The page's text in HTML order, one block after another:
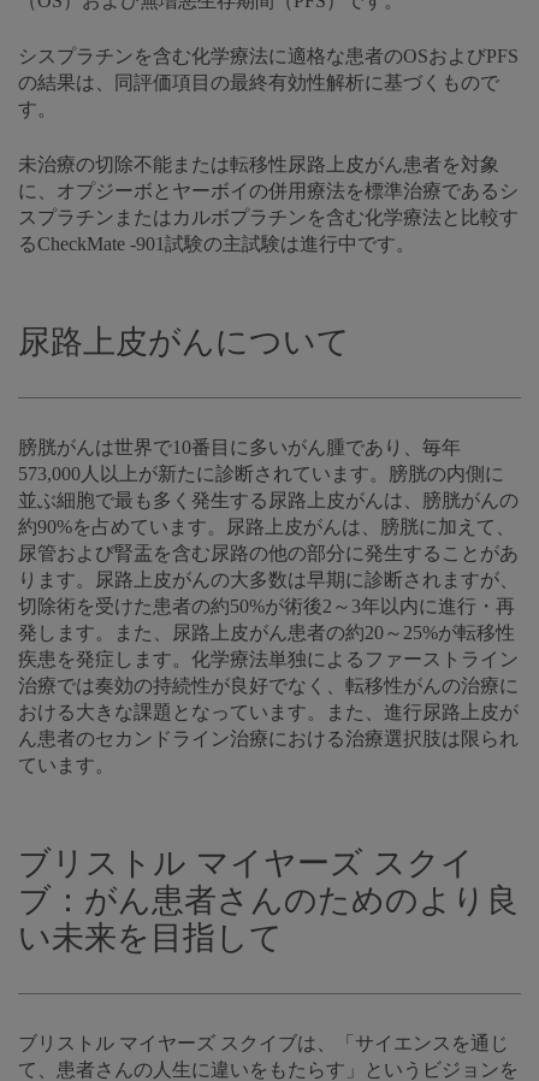
シスプラチンを含む化学療法に適格な患者のOSおよびPFS
の結果は、同評価項目の最終有効性解析に基づくもので
す。
未治療の切除不能または転移性尿路上皮がん患者を対象
に、オプジーボとヤーボイの併用療法を標準治療であるシ
スプラチンまたはカルボプラチンを含む化学療法と比較す
るCheckMate -901試験の主試験は進行中です。
尿路上皮がんについて
膀胱がんは世界で10番目に多いがん腫であり、毎年
573,000人以上が新たに診断されています。膀胱の内側に
並ぶ細胞で最も多く発生する尿路上皮がんは、膀胱がんの
約90%を占めています。尿路上皮がんは、膀胱に加えて、
尿管および腎盂を含む尿路の他の部分に発生することがあ
ります。尿路上皮がんの大多数は早期に診断されますが、
切除術を受けた患者の約50%が術後2～3年以内に進行・再
発します。また、尿路上皮がん患者の約20～25%が転移性
疾患を発症します。化学療法単独によるファーストライン
治療では奏効の持続性が良好でなく、転移性がんの治療に
おける大きな課題となっています。また、進行尿路上皮が
ん患者のセカンドライン治療における治療選択肢は限られ
ています。
ブリストル マイヤーズ スクイ
ブ：がん患者さんのためのより良
い未来を目指して
ブリストル マイヤーズ スクイブは、「サイエンスを通じ
て、患者さんの人生に違いをもたらす」というビジョンを